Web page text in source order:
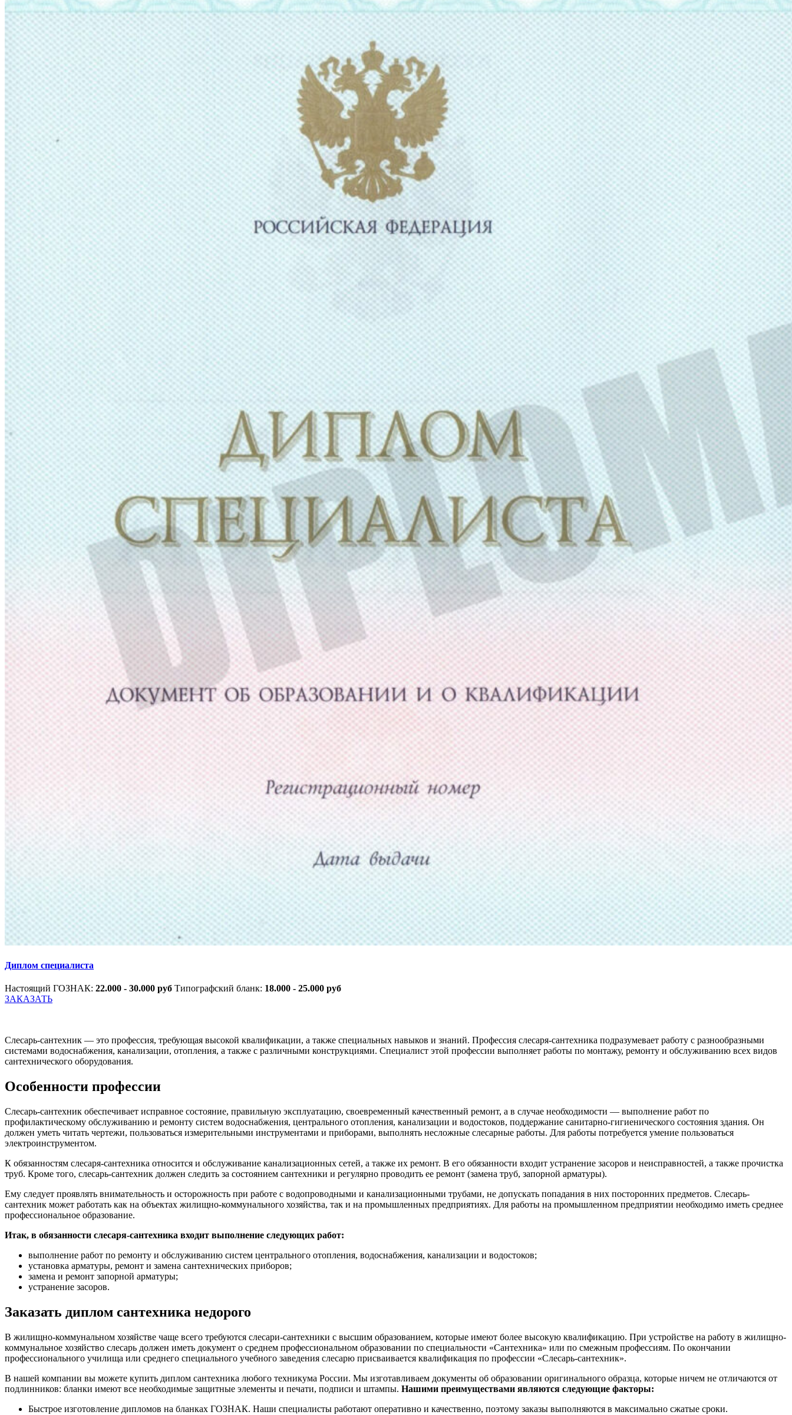
Диплом специалиста
Настоящий ГОЗНАК: 22.000 - 30.000 руб Типографский бланк: 18.000 - 25.000 руб
ЗАКАЗАТЬ
Слесарь-сантехник — это профессия, требующая высокой квалификации, а также специальных навыков и знаний. Профессия слесаря-сантехника подразумевает работу с разнообразными
системами водоснабжения, канализации, отопления, а также с различными конструкциями. Специалист этой профессии выполняет работы по монтажу, ремонту и обслуживанию всех видов
сантехнического оборудования.
Особенности профессии
Слесарь-сантехник обеспечивает исправное состояние, правильную эксплуатацию, своевременный качественный ремонт, а в случае необходимости — выполнение работ по
профилактическому обслуживанию и ремонту систем водоснабжения, центрального отопления, канализации и водостоков, поддержание санитарно-гигиенического состояния здания. Он
должен уметь читать чертежи, пользоваться измерительными инструментами и приборами, выполнять несложные слесарные работы. Для работы потребуется умение пользоваться
электроинструментом.
К обязанностям слесаря-сантехника относится и обслуживание канализационных сетей, а также их ремонт. В его обязанности входит устранение засоров и неисправностей, а также прочистка
труб. Кроме того, слесарь-сантехник должен следить за состоянием сантехники и регулярно проводить ее ремонт (замена труб, запорной арматуры).
Ему следует проявлять внимательность и осторожность при работе с водопроводными и канализационными трубами, не допускать попадания в них посторонних предметов. Слесарь-
сантехник может работать как на объектах жилищно-коммунального хозяйства, так и на промышленных предприятиях. Для работы на промышленном предприятии необходимо иметь среднее
профессиональное образование.
Итак, в обязанности слесаря-сантехника входит выполнение следующих работ:
выполнение работ по ремонту и обслуживанию систем центрального отопления, водоснабжения, канализации и водостоков;
установка арматуры, ремонт и замена сантехнических приборов;
замена и ремонт запорной арматуры;
устранение засоров.
Заказать диплом сантехника недорого
В жилищно-коммунальном хозяйстве чаще всего требуются слесари-сантехники с высшим образованием, которые имеют более высокую квалификацию. При устройстве на работу в жилищно-
коммунальное хозяйство слесарь должен иметь документ о среднем профессиональном образовании по специальности «Сантехника» или по смежным профессиям. По окончании
профессионального училища или среднего специального учебного заведения слесарю присваивается квалификация по профессии «Слесарь-сантехник».
В нашей компании вы можете купить диплом сантехника любого техникума России. Мы изготавливаем документы об образовании оригинального образца, которые ничем не отличаются от
подлинников: бланки имеют все необходимые защитные элементы и печати, подписи и штампы. Нашими преимуществами являются следующие факторы:
Быстрое изготовление дипломов на бланках ГОЗНАК. Наши специалисты работают оперативно и качественно, поэтому заказы выполняются в максимально сжатые сроки.